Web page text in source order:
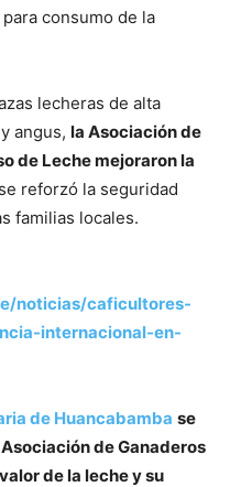
consumo de la
lecheras de alta
angus, la Asociación de
de Leche mejoraron la
reforzó la seguridad
familias locales.
noticias/caficultores-
internacional-en-
de Huancabamba se
de Ganaderos
de la leche y su